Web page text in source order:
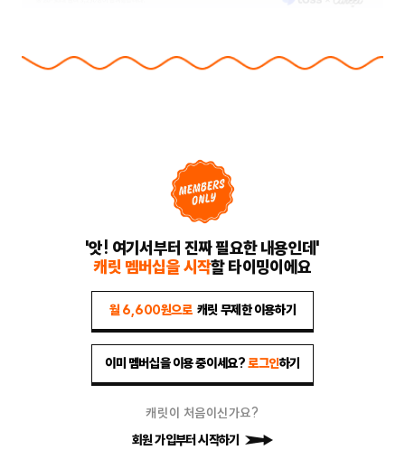
'앗! 여기서부터 진짜 필요한 내용인데'
캐릿 멤버십을 시작할 타이밍이에요
월 6,600원으로 캐릿 무제한 이용하기
이미 멤버십을 이용 중이세요?로그인하기
캐릿이 처음이신가요?
회원 가입부터 시작하기